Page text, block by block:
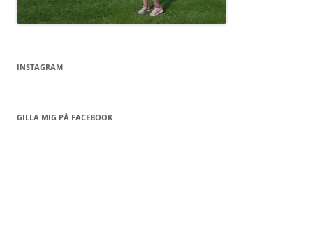
INSTAGRAM
GILLA MIG PÅ FACEBOOK